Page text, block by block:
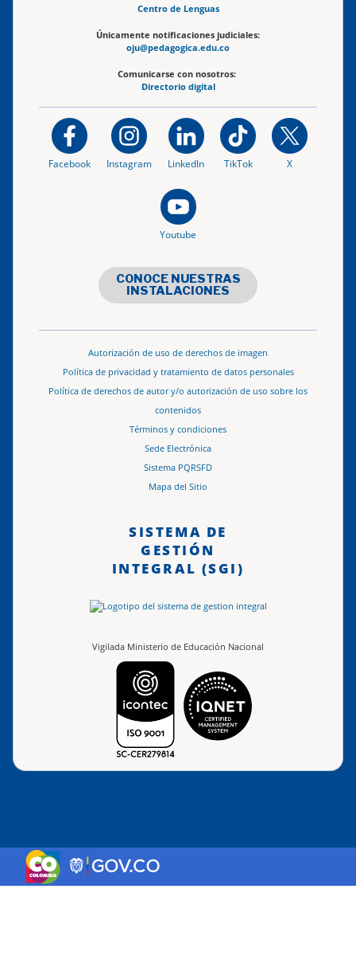
Centro de Lenguas
Únicamente notificaciones judiciales:
oju@pedagogica.edu.co
Comunicarse con nosotros:
Directorio digital
Facebook Instagram LinkedIn TikTok X
Youtube
CONOCE NUESTRAS
INSTALACIONES
Autorización de uso de derechos de imagen
Política de privacidad y tratamiento de datos personales
Política de derechos de autor y/o autorización de uso sobre los
contenidos
Términos y condiciones
Sede Electrónica
Sistema PQRSFD
Mapa del Sitio
SISTEMA DE
GESTIÓN
INTEGRAL (SGI)
Vigilada Ministerio de Educación Nacional